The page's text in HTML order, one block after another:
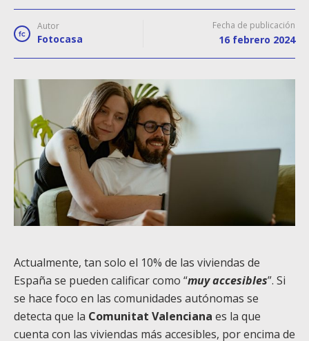
Autor
Fotocasa
Fecha de publicación
16 febrero 2024
Actualmente, tan solo el 10% de las viviendas de
España se pueden calificar como “muy accesibles”. Si
se hace foco en las comunidades autónomas se
detecta que la Comunitat Valenciana es la que
cuenta con las viviendas más accesibles, por encima de